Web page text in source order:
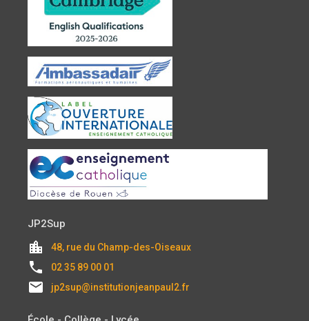
JP2Sup
location_city 48, rue du Champ-des-Oiseaux
local_phone 02 35 89 00 01
email jp2sup@institutionjeanpaul2.fr